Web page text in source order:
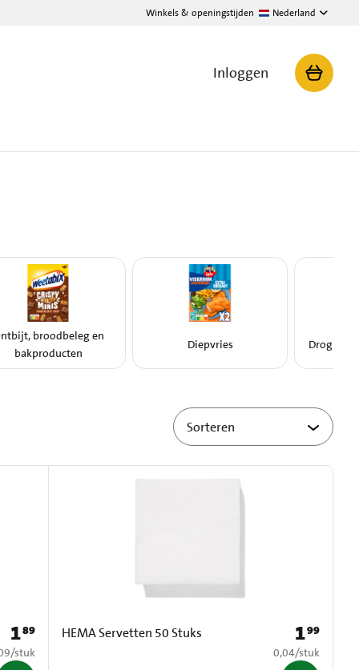
Winkels & openingstijden Nederland
Inloggen
broodbeleg en
bakproducten
Diepvries
Prijs: € 1,89
189
per stuk
/stuk
HEMA Servetten 50 Stuks Prijs: € 1,99
199
€ 0,04 per stuk
0,04/stuk